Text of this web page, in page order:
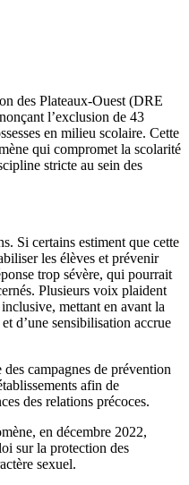
des Plateaux-Ouest (DRE
l’exclusion de 43
en milieu scolaire. Cette
qui compromet la scolarité
stricte au sein des
Si certains estiment que cette
les élèves et prévenir
trop sévère, qui pourrait
Plusieurs voix plaident
mettant en avant la
d’une sensibilisation accrue
campagnes de prévention
afin de
des relations précoces.
en décembre 2022,
sur la protection des
sexuel.